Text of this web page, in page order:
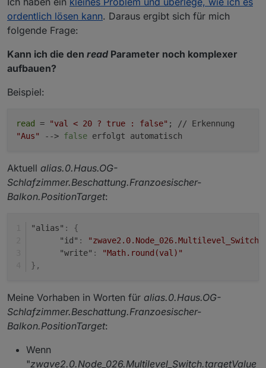
ordentlich lösen kann. Daraus ergibt sich für mich
folgende Frage:
Kann ich die den read Parameter noch komplexer
aufbauen?
Beispiel:
read = "val < 20 ? true : false" ; // Erkennung
"Aus"
--> false erfolgt automatisch
Aktuell alias.0.Haus.OG-
Schlafzimmer.Beschattung.Franzoesischer-
Balkon.PositionTarget:
"alias" :
{
"id" :
"write" :
"Math.round(val)"
} ,
Meine Vorhaben in Worten für alias.0.Haus.OG-
Schlafzimmer.Beschattung.Franzoesischer-
Balkon.PositionTarget:
Wenn
"zwave2.0.Node_026.Multilevel_Switch.targetValue